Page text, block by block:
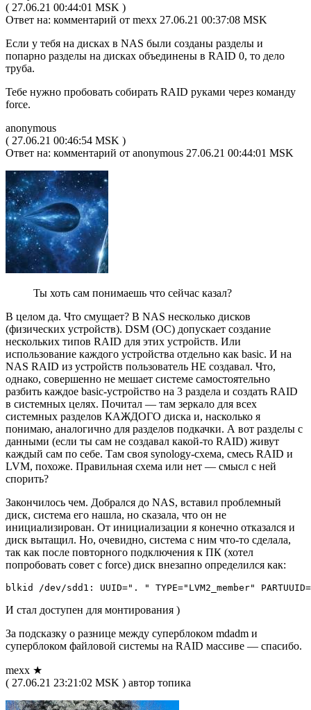
( 27.06.21 00:44:01 MSK )
Ответ на: комментарий от mexx 27.06.21 00:37:08 MSK
Если у тебя на дисках в NAS были созданы разделы и
попарно разделы на дисках объединены в RAID 0, то дело
труба.
Тебе нужно пробовать собирать RAID руками через команду
force.
anonymous
( 27.06.21 00:46:54 MSK )
Ответ на: комментарий от anonymous 27.06.21 00:44:01 MSK
Ты хоть сам понимаешь что сейчас казал?
В целом да. Что смущает? В NAS несколько дисков
(физических устройств). DSM (ОС) допускает создание
нескольких типов RAID для этих устройств. Или
использование каждого устройства отдельно как basic. И на
NAS RAID из устройств пользователь НЕ создавал. Что,
однако, совершенно не мешает системе самостоятельно
разбить каждое basic-устройство на 3 раздела и создать RAID
в системных целях. Почитал — там зеркало для всех
системных разделов КАЖДОГО диска и, насколько я
понимаю, аналогично для разделов подкачки. А вот разделы с
данными (если ты сам не создавал какой-то RAID) живут
каждый сам по себе. Там своя synology-схема, смесь RAID и
LVM, похоже. Правильная схема или нет — смысл с ней
спорить?
Закончилось чем. Добрался до NAS, вставил проблемный
диск, система его нашла, но сказала, что он не
инициализирован. От инициализации я конечно отказался и
диск вытащил. Но, очевидно, система с ним что-то сделала,
так как после повторного подключения к ПК (хотел
попробовать совет с force) диск внезапно определился как:
blkid /dev/sdd1: UUID=". " TYPE="LVM2_member"
И стал доступен для монтирования )
За подсказку о разнице между суперблоком mdadm и
суперблоком файловой системы на RAID массиве — спасибо.
mexx ★
( 27.06.21 23:21:02 MSK ) автор топика